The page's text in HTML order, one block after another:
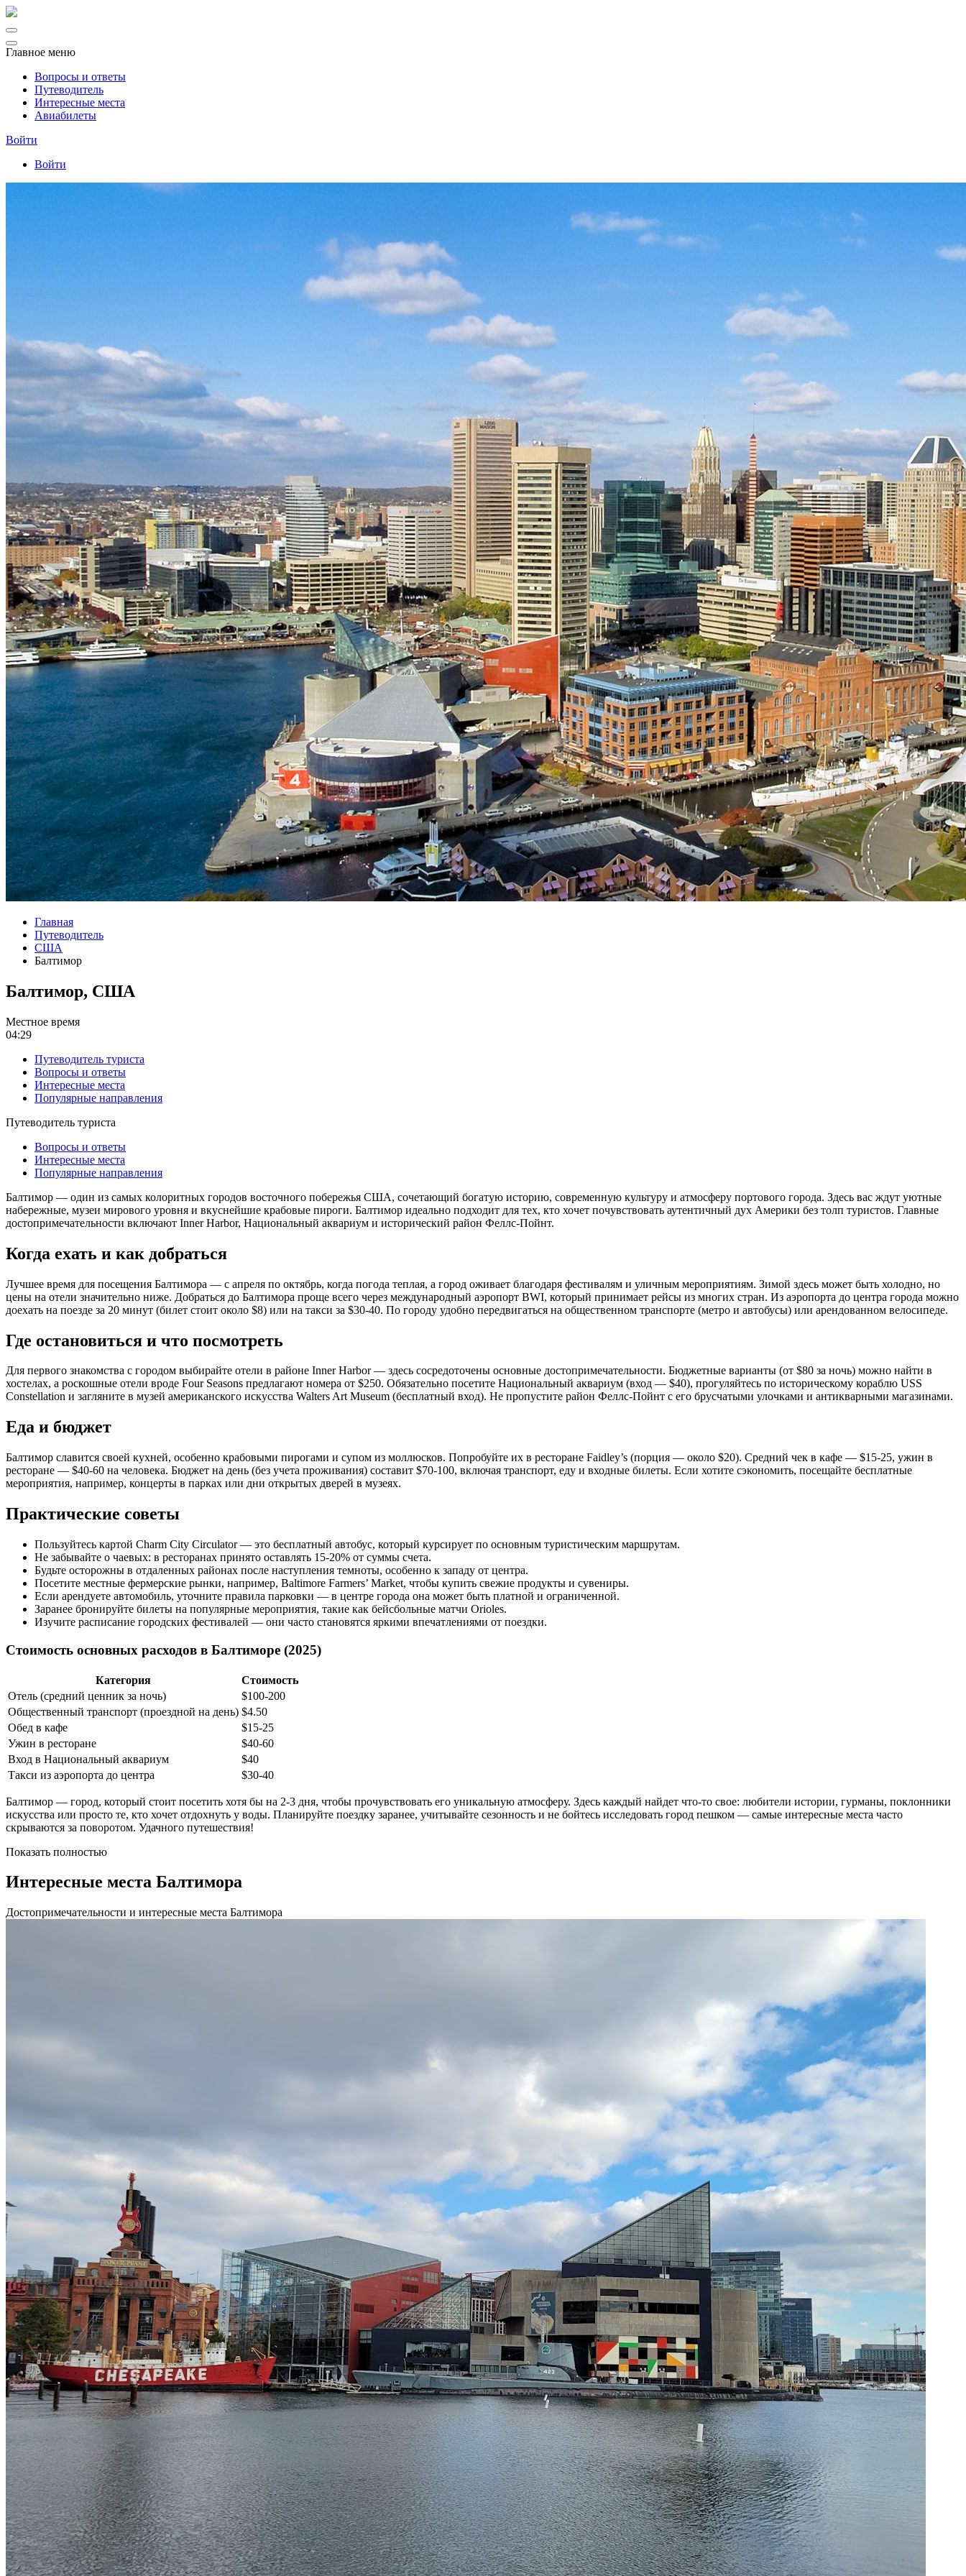
Главное меню
Вопросы и ответы
Путеводитель
Интересные места
Авиабилеты
Войти
Войти
Главная
Путеводитель
США
Балтимор
Балтимор, США
Местное время
04:29
Путеводитель туриста
Вопросы и ответы
Интересные места
Популярные направления
Путеводитель туриста
Вопросы и ответы
Интересные места
Популярные направления
Балтимор — один из самых колоритных городов восточного побережья США, сочетающий богатую историю, современную культуру и атмосферу портового города. Здесь вас ждут уютные
набережные, музеи мирового уровня и вкуснейшие крабовые пироги. Балтимор идеально подходит для тех, кто хочет почувствовать аутентичный дух Америки без толп туристов. Главные
достопримечательности включают Inner Harbor, Национальный аквариум и исторический район Феллс-Пойнт.
Когда ехать и как добраться
Лучшее время для посещения Балтимора — с апреля по октябрь, когда погода теплая, а город оживает благодаря фестивалям и уличным мероприятиям. Зимой здесь может быть холодно, но
цены на отели значительно ниже. Добраться до Балтимора проще всего через международный аэропорт BWI, который принимает рейсы из многих стран. Из аэропорта до центра города можно
доехать на поезде за 20 минут (билет стоит около $8) или на такси за $30-40. По городу удобно передвигаться на общественном транспорте (метро и автобусы) или арендованном велосипеде.
Где остановиться и что посмотреть
Для первого знакомства с городом выбирайте отели в районе Inner Harbor — здесь сосредоточены основные достопримечательности. Бюджетные варианты (от $80 за ночь) можно найти в
хостелах, а роскошные отели вроде Four Seasons предлагают номера от $250. Обязательно посетите Национальный аквариум (вход — $40), прогуляйтесь по историческому кораблю USS
Constellation и загляните в музей американского искусства Walters Art Museum (бесплатный вход). Не пропустите район Феллс-Пойнт с его брусчатыми улочками и антикварными магазинами.
Еда и бюджет
Балтимор славится своей кухней, особенно крабовыми пирогами и супом из моллюсков. Попробуйте их в ресторане Faidley’s (порция — около $20). Средний чек в кафе — $15-25, ужин в
ресторане — $40-60 на человека. Бюджет на день (без учета проживания) составит $70-100, включая транспорт, еду и входные билеты. Если хотите сэкономить, посещайте бесплатные
мероприятия, например, концерты в парках или дни открытых дверей в музеях.
Практические советы
Пользуйтесь картой Charm City Circulator — это бесплатный автобус, который курсирует по основным туристическим маршрутам.
Не забывайте о чаевых: в ресторанах принято оставлять 15-20% от суммы счета.
Будьте осторожны в отдаленных районах после наступления темноты, особенно к западу от центра.
Посетите местные фермерские рынки, например, Baltimore Farmers’ Market, чтобы купить свежие продукты и сувениры.
Если арендуете автомобиль, уточните правила парковки — в центре города она может быть платной и ограниченной.
Заранее бронируйте билеты на популярные мероприятия, такие как бейсбольные матчи Orioles.
Изучите расписание городских фестивалей — они часто становятся яркими впечатлениями от поездки.
Стоимость основных расходов в Балтиморе (2025)
Категория
Стоимость
Отель (средний ценник за ночь)
$100-200
Общественный транспорт (проездной на день) $4.50
Обед в кафе
$15-25
Ужин в ресторане
$40-60
Вход в Национальный аквариум
$40
Такси из аэропорта до центра
$30-40
Балтимор — город, который стоит посетить хотя бы на 2-3 дня, чтобы прочувствовать его уникальную атмосферу. Здесь каждый найдет что-то свое: любители истории, гурманы, поклонники
искусства или просто те, кто хочет отдохнуть у воды. Планируйте поездку заранее, учитывайте сезонность и не бойтесь исследовать город пешком — самые интересные места часто
скрываются за поворотом. Удачного путешествия!
Показать полностью
Интересные места Балтимора
Достопримечательности и интересные места Балтимора